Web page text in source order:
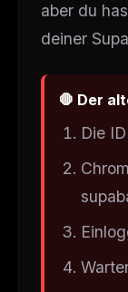
aber du
deiner
🛑 Der
Die